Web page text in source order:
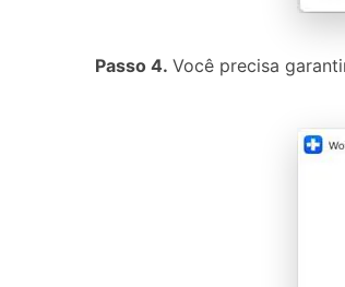
Passo 4. Você precisa